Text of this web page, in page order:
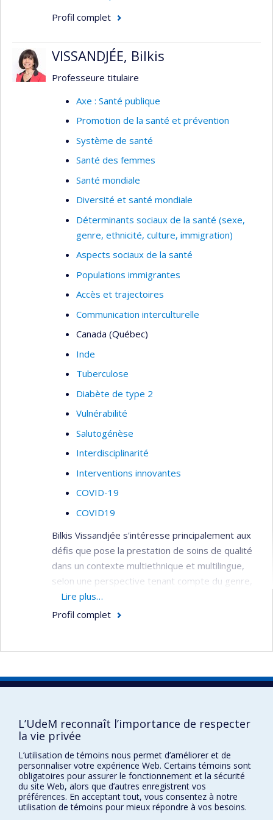
Indicateurs de qualité
Profil complet
VISSANDJÉE, Bilkis
Professeure titulaire
Axe : Santé publique
Promotion de la santé et prévention
Système de santé
Santé des femmes
Santé mondiale
Diversité et santé mondiale
Déterminants sociaux de la santé (sexe,
genre, ethnicité, culture, immigration)
Aspects sociaux de la santé
Populations immigrantes
Accès et trajectoires
Communication interculturelle
Canada (Québec)
Inde
Tuberculose
Diabète de type 2
Vulnérabilité
Salutogénèse
Interdisciplinarité
Interventions innovantes
COVID-19
COVID19
Bilkis Vissandjée s'intéresse principalement aux
défis que pose la prestation de soins de qualité
dans un contexte multiethnique et multilingue,
selon une perspective tenant compte du genre,
de l'appartenance ethnique, des expériences
d'immigration et de l'équité. Ses travaux visent à
promotion de la santé et de recours aux
de migration.
Domaines d’expertise:
Santé mondiale; Déterminants sociaux de la santé
(sexe, genre, ethnicité, immigration); Aspects
sociaux de la santé (immigration et tuberculose;
immigration et diabète); Accès et trajectoires;
Lire plus…
Profil complet
2375, chemin de la Côte-Sainte-Catherine
Montréal (Québec) H3T 1A8
Lien Google Maps
Nous joindre
Plan du site
L’UdeM reconnaît l’importance de respecter
la vie privée
L’utilisation de témoins nous permet d’améliorer et de
personnaliser votre expérience Web. Certains témoins sont
obligatoires pour assurer le fonctionnement et la sécurité
du site Web, alors que d’autres enregistrent vos
préférences. En acceptant tout, vous consentez à notre
utilisation de témoins pour mieux répondre à vos besoins.